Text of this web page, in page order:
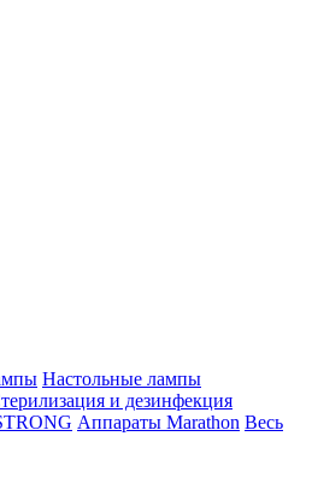
Настольные лампы
и дезинфекция
Аппараты Marathon Весь